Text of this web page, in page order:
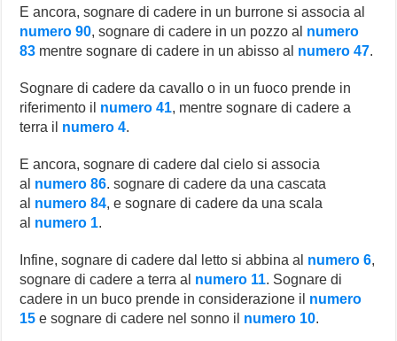
E ancora, sognare di cadere in un burrone si associa al
numero 90, sognare di cadere in un pozzo al numero
83 mentre sognare di cadere in un abisso al numero 47.
Sognare di cadere da cavallo o in un fuoco prende in
riferimento il numero 41, mentre sognare di cadere a
terra il numero 4.
E ancora, sognare di cadere dal cielo si associa
al numero 86. sognare di cadere da una cascata
al numero 84, e sognare di cadere da una scala
al numero 1.
Infine, sognare di cadere dal letto si abbina al numero 6,
sognare di cadere a terra al numero 11. Sognare di
cadere in un buco prende in considerazione il numero
15 e sognare di cadere nel sonno il numero 10.